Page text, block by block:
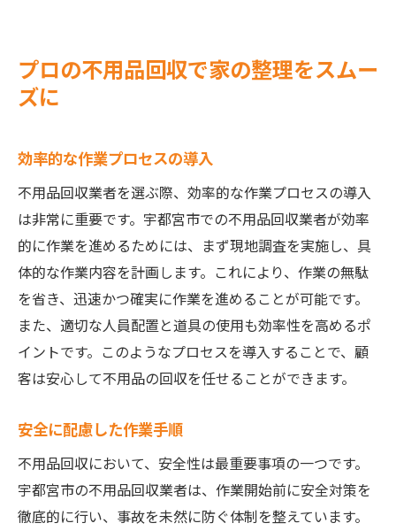
プロの不用品回収で家の整理をスムー
ズに
効率的な作業プロセスの導入
不用品回収業者を選ぶ際、効率的な作業プロセスの導入
は非常に重要です。宇都宮市での不用品回収業者が効率
的に作業を進めるためには、まず現地調査を実施し、具
体的な作業内容を計画します。これにより、作業の無駄
を省き、迅速かつ確実に作業を進めることが可能です。
また、適切な人員配置と道具の使用も効率性を高めるポ
イントです。このようなプロセスを導入することで、顧
客は安心して不用品の回収を任せることができます。
安全に配慮した作業手順
不用品回収において、安全性は最重要事項の一つです。
宇都宮市の不用品回収業者は、作業開始前に安全対策を
徹底的に行い、事故を未然に防ぐ体制を整えています。